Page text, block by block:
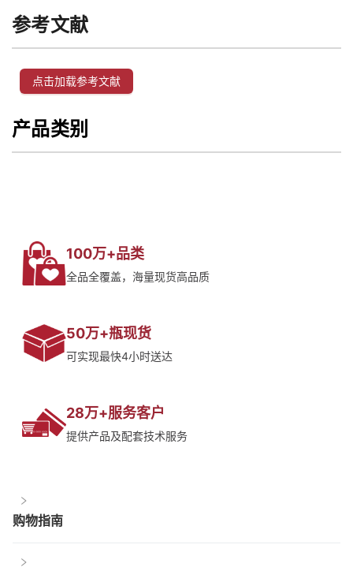
参考文献
点击加载参考文献
产品类别
100万+品类
全品全覆盖，海量现货高品质
50万+瓶现货
可实现最快4小时送达
28万+服务客户
提供产品及配套技术服务
购物指南